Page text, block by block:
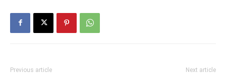
Previous article Next article